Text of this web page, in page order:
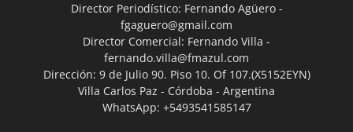
Director Periodístico: Fernando Agüero -
fgaguero@gmail.com
Director Comercial: Fernando Villa -
fernando.villa@fmazul.com
Dirección: 9 de Julio 90. Piso 10. Of 107.(X5152EYN)
Villa Carlos Paz - Córdoba - Argentina
WhatsApp: +5493541585147